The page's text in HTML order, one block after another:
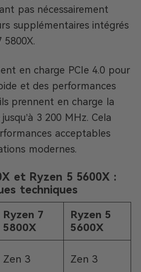
pas nécessairement
supplémentaires intégrés
5800X.
en charge PCIe 4.0 pour
et des performances
prennent en charge la
3 200 MHz. Cela
acceptables
modernes.
et Ryzen 5 5600X :
techniques
Ryzen 7
5800X
Ryzen 5
5600X
Zen 3 Zen 3